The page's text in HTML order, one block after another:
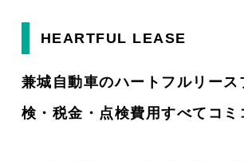
HEARTFUL LEASE
兼城自動車のハートフルリース
検・税金・点検費用すべてコミ